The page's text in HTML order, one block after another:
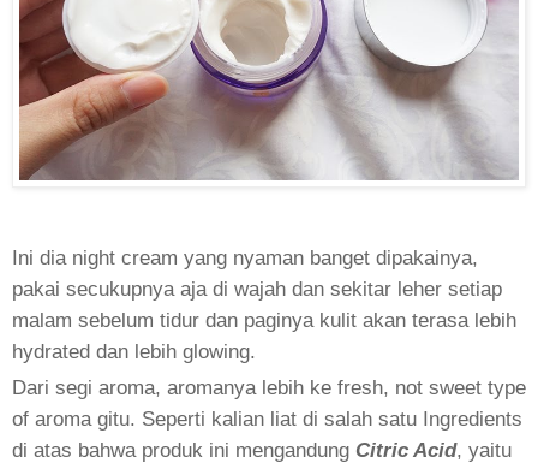
Ini dia night cream yang nyaman banget dipakainya,
pakai secukupnya aja di wajah dan sekitar leher setiap
malam sebelum tidur dan paginya kulit akan terasa lebih
hydrated dan lebih glowing.
Dari segi aroma, aromanya lebih ke fresh, not sweet type
of aroma gitu. Seperti kalian liat di salah satu Ingredients
di atas bahwa produk ini mengandung Citric Acid, yaitu